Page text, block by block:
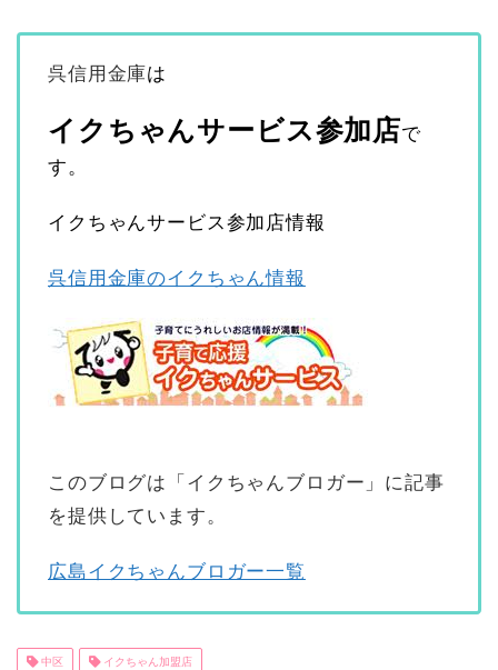
呉信用金庫は
イクちゃんサービス参加店で
す。
イクちゃんサービス参加店情報
呉信用金庫のイクちゃん情報
このブログは「イクちゃんブロガー」に記事
を提供しています。
広島イクちゃんブロガー一覧
中区 イクちゃん加盟店